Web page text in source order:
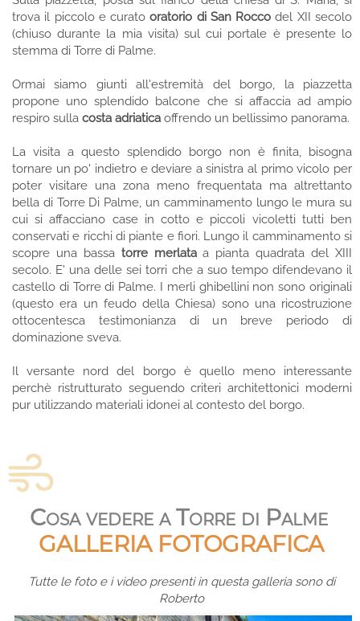
trova il piccolo e curatooratorio di San Rocco del XII secolo
(chiuso durante la mia visita) sul cui portale è presente lo
stemma di Torre di Palme.
Ormai siamo giunti all'estremità del borgo, la piazzetta
propone uno splendido balcone che si affaccia ad ampio
respiro sulla costa adriatica offrendo un bellissimo panorama.
La visita a questo splendido borgo non è finita, bisogna
tornare un po' indietro e deviare a sinistra al primo vicolo per
poter visitare una zona meno frequentata ma altrettanto
bella di Torre Di Palme, un camminamento lungo le mura su
cui si affacciano case in cotto e piccoli vicoletti tutti ben
conservati e ricchi di piante e fiori. Lungo il camminamento si
scopre una bassa torre merlataa pianta quadrata del XIII
secolo. E' una delle sei torri che a suo tempo difendevano il
castello di Torre di Palme. I merli ghibellini non sono originali
(questo era un feudo della Chiesa) sono una ricostruzione
ottocentesca testimonianza di un breve periodo di
dominazione sveva.
Il versante nord del borgo è quello meno interessante
perchè ristrutturato seguendo criteri architettonici moderni
pur utilizzando materiali idonei al contesto del borgo.
Cosa vedere a Torre di Palme
GALLERIA FOTOGRAFICA
Tutte le foto e i video presenti in questa galleria sono di
Roberto